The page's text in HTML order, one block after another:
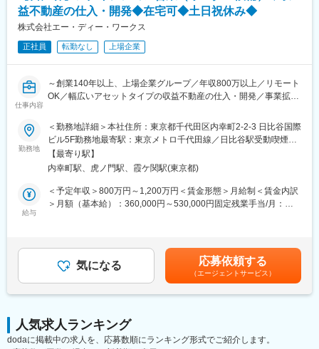
■ポジションの魅力
オフィスビル、賃貸マンション、開発用地など、幅広いアセット
タイプの収益不動産を、仕入れから販売まで一貫して担当しま
り、リーダークラスは小規模組織の中核として、市場の開拓と案
件推進の双方で中心的な役割を担っていただきます。
変更の範囲：会社の定める業務
りやすい
★アポイント取得も、トークスクリプトや上長のフォローがしっ
かり◎
・現地調査
└物件の立地や周辺環境、物件状態の確認
・金融機関との連携
└融資条件や取引の調整、情報共有
└契約書類の確認、関係者との調整 など
■なぜ業界職種未経験大歓迎なのか
当社の仕入れ営業は、「誰でも一定以上の成果を出せる仕組みづ
アポイント取得のトークスクリプトを完備。長期目標・中期目標
を一緒に設定し、納得感のある「数字目標」を明確化。加えて、
ています！上長は、あなたの性格や特性を理解したうえで、具体
的な指示やフィードバックを行います。そのため、
「次に何をしたらいいか分からない」
「コミュニケーションの行き違いが多い」
といったストレスを減らし、安心して仕事に向き合える環境をつ
益不動産の仕入・開発◆在宅可◆土日祝休み◆
株式会社エー・ディー・ワークス
正社員 転勤なし 上場企業
仕事内容
～創業140年以上、上場企業グループ／年収800万以上／リモート
OK／幅広いアセットタイプの収益不動産の仕入・開発／事業拡大
■業務概要
当社は、経年劣化した一棟収益不動産を仕入れ、リノベーション
や徹底した法的チェックにより商品価値を高めています。
当社の情報開発本部にて、マンション、オフィス、商業ビル、ホ
テルなど、幅広いアセットタイプの収益不動産の仕入れ、または
開発をご担当いただきます。
◇物件情報収集
・不動産仲介会社、信託銀行、機関投資家などと継続的にコンタ
クトを取り、信頼関係を築きながら優良な物件情報を入手
・入手した物件情報について、立地、利回り、市場動向などの条
件を調査
勤務地
＜勤務地詳細＞本社住所：東京都千代田区内幸町2-2-3 日比谷国際
ビル5F勤務地最寄駅：東京メトロ千代田線／日比谷駅受動喫煙対
策：屋内全面禁煙変更の範囲：会社の定める事業所（リモートワ
ーク含む）
【最寄り駅】
内幸町駅、虎ノ門駅、霞ケ関駅(東京都)
給与
＜予定年収＞800万円～1,200万円＜賃金形態＞月給制＜賃金内訳
＞月額（基本給）：360,000円～530,000円固定残業手当/月：
スキル、経験に応じて決定します■昇給：年1回（4月）■変動イン
センティブ：年2回（2月、8月）賃金はあくまでも目安の金額で
あり、選考を通じて上下する可能性があります。月給(月額)は固定
手当を含めた表記です。
気になる 応募依頼する
（エージェントサービス）
人気求人ランキング
dodaに掲載中の求人を、応募数順にランキング形式でご紹介します。